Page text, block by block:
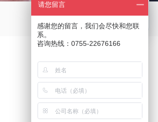
返回
请您留言
感谢您的留言，我们会尽快和您联
系。
咨询热线：0755-22676166